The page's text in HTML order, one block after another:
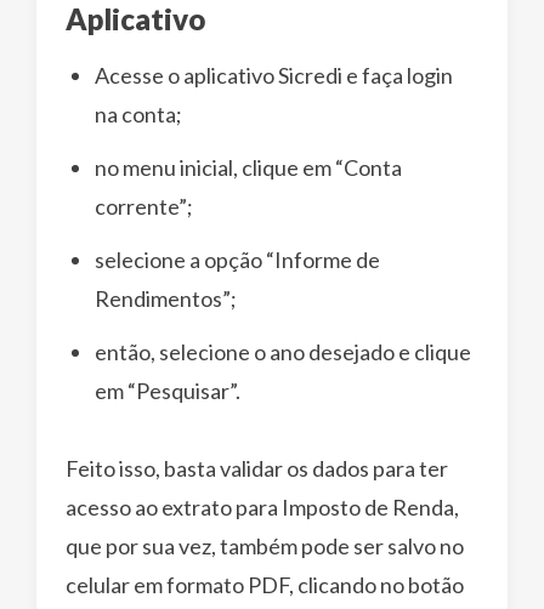
Aplicativo
Acesse o aplicativo Sicredi e faça login
na conta;
no menu inicial, clique em “Conta
corrente”;
selecione a opção “Informe de
Rendimentos”;
então, selecione o ano desejado e clique
em “Pesquisar”.
Feito isso, basta validar os dados para ter
acesso ao extrato para Imposto de Renda,
que por sua vez, também pode ser salvo no
celular em formato PDF, clicando no botão